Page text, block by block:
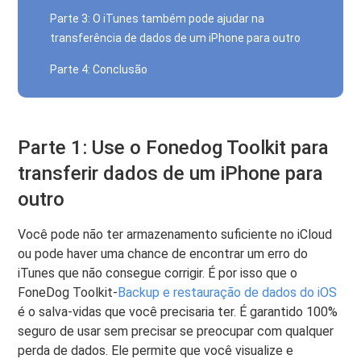
Parte 3: O iTunes também pode ajudar na
transferência de dados de um iPhone para outro
Parte 4: Conclusão
Parte 1: Use o Fonedog Toolkit para
transferir dados de um iPhone para
outro
Você pode não ter armazenamento suficiente no iCloud
ou pode haver uma chance de encontrar um erro do
iTunes que não consegue corrigir. É por isso que o
FoneDog Toolkit-Backup e restauração de dados do iOS
é o salva-vidas que você precisaria ter. É garantido 100%
seguro de usar sem precisar se preocupar com qualquer
perda de dados. Ele permite que você visualize e